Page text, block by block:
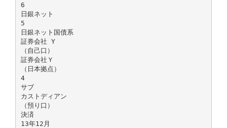
6
日銀ネット
5
日銀ネット国債系
証券会社 Y
（自己口）
証券会社Ｙ
（日本拠点）
4
サブ
カストディアン
（預り口）
決済
13年12月